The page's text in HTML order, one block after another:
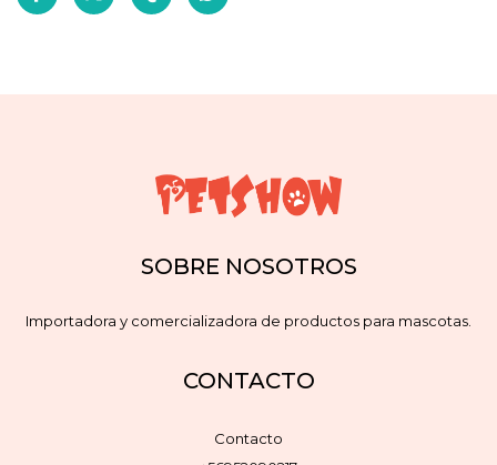
SOBRE NOSOTROS
Importadora y comercializadora de productos para mascotas.
CONTACTO
Contacto